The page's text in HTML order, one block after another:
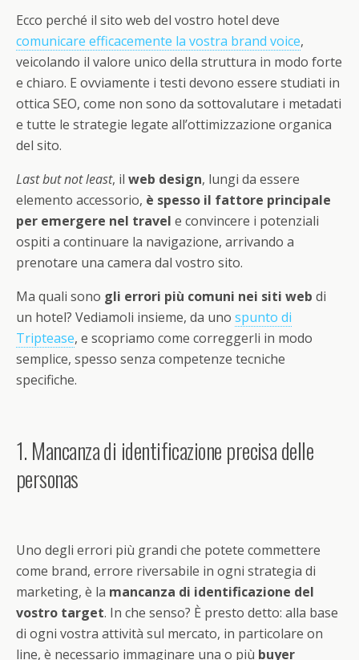
Ecco perché il sito web del vostro hotel deve
comunicare efficacemente la vostra brand voice,
veicolando il valore unico della struttura in modo forte
e chiaro. E ovviamente i testi devono essere studiati in
ottica SEO, come non sono da sottovalutare i metadati
e tutte le strategie legate all’ottimizzazione organica
del sito.
Last but not least, il web design, lungi da essere
elemento accessorio, è spesso il fattore principale
per emergere nel travel e convincere i potenziali
ospiti a continuare la navigazione, arrivando a
prenotare una camera dal vostro sito.
Ma quali sono gli errori più comuni nei siti web di
un hotel? Vediamoli insieme, da uno spunto di
Triptease, e scopriamo come correggerli in modo
semplice, spesso senza competenze tecniche
specifiche.
1. Mancanza di identificazione precisa delle
personas
Uno degli errori più grandi che potete commettere
come brand, errore riversabile in ogni strategia di
marketing, è la mancanza di identificazione del
vostro target. In che senso? È presto detto: alla base
di ogni vostra attività sul mercato, in particolare on
line, è necessario immaginare una o più buyer